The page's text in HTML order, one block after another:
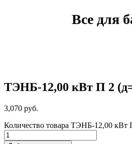
Все для
ТЭНБ-12,00 кВт П 2
3,070 руб.
Количество товара ТЭНБ-12,00 кВт